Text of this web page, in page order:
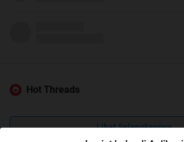
Hot Threads
Lihat Selengkapnya